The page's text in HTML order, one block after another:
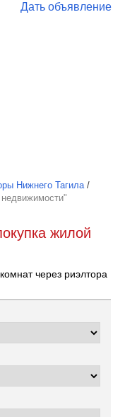
Дать объявление
Нижнего Тагила /
жилой
через риэлтора